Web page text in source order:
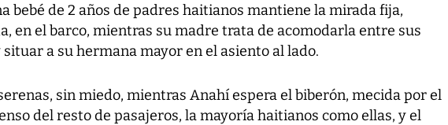
bebé de 2 años de padres haitianos mantiene la mirada fija,
en el barco, mientras su madre trata de acomodarla entre sus
a su hermana mayor en el asiento al lado.
sin miedo, mientras Anahí espera el biberón, mecida por el
del resto de pasajeros, la mayoría haitianos como ellas, y el